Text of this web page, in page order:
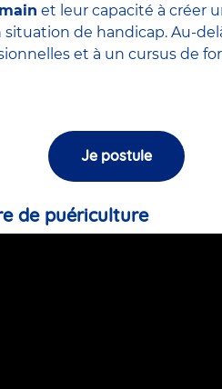
et leur capacité à créer
de handicap. Au-
et à un cursus de
Je postule
de puériculture